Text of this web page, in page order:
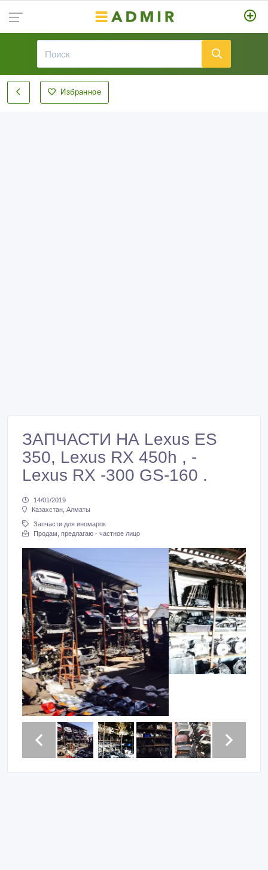
Избранное
ЗАПЧАСТИ НА Lexus ES
350, Lexus RX 450h , -
Lexus RX -300 GS-160 .
14/01/2019
Казахстан, Алматы
Запчасти для иномарок
Продам, предлагаю - частное лицо